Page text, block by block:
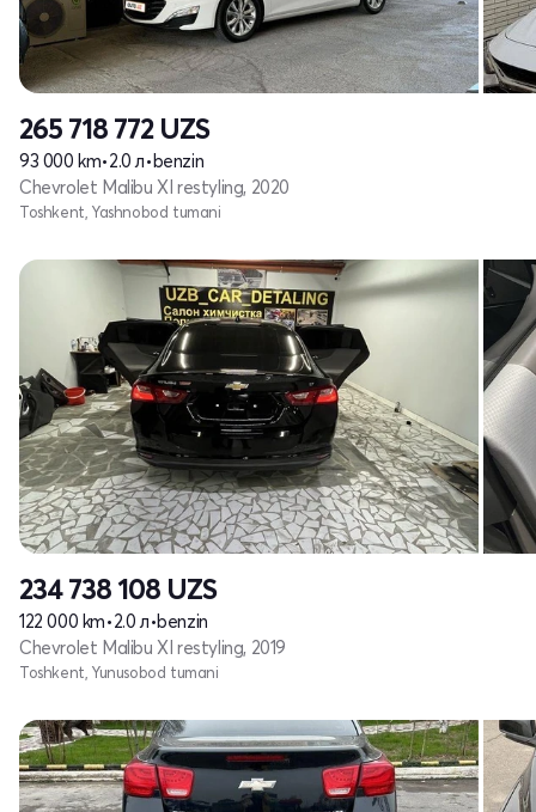
265 718 772 UZS
93 000 km•2.0 л•benzin
Chevrolet Malibu XI restyling, 2020
Toshkent, Yashnobod tumani
234 738 108 UZS
122 000 km•2.0 л•benzin
Chevrolet Malibu XI restyling, 2019
Toshkent, Yunusobod tumani